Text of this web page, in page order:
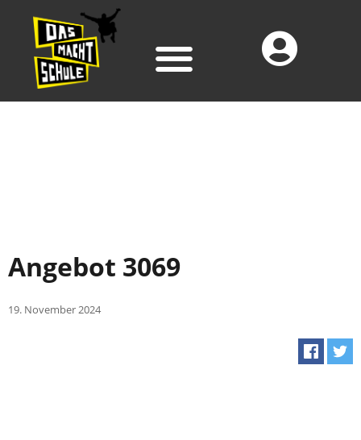
Angebot 3069
19. November 2024